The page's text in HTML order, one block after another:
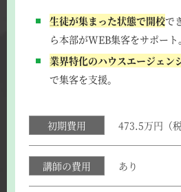
生徒が集まった状態で開校で
ら本部がWEB集客をサポート。
業界特化のハウスエージェン
で集客を支援。
初期費用 473.5万円（
講師の費用 あり